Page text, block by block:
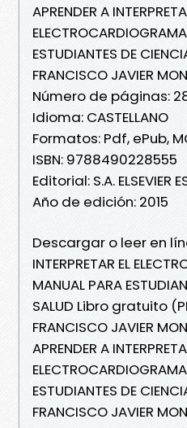
APRENDER A
ESTUDIANTES DE
FRANCISCO JAVIER
Número de páginas:
Idioma: CASTELLANO
Formatos: Pdf, ePub,
ISBN: 9788490228555
Editorial: S.A. ELSEVIER
Año de edición: 2015
Descargar o leer en
INTERPRETAR EL
MANUAL PARA
SALUD Libro gratuito
FRANCISCO JAVIER
APRENDER A
ESTUDIANTES DE
FRANCISCO JAVIER